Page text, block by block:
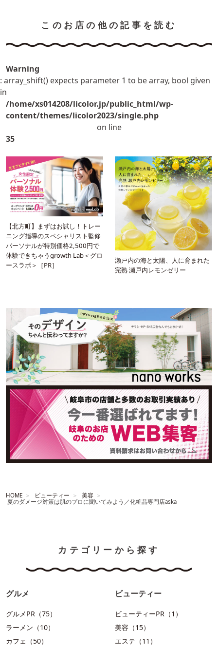
このお店の他の記事を読む
Warning
: array_shift() expects parameter 1 to be array, bool given
in
/home/xs014208/licolor.jp/public_html/wp-
content/themes/licolor2023/single.php
on line
35
【北方町】まずはお試し！トレー
ニング指導のスペシャリスト監修
パーソナルが特別価格2,500円で
体験できちゃうgrowth Lab＜グロ
ースラボ＞［PR］
瀬戸内の海と太陽、人に育まれた
完熟 瀬戸内レモンゼリー
HOME ビューティー
美容
夏のダメージ対策は肌のプロに聞いてみよう／化粧品専門店aska
カテゴリーから探す
グルメ
グルメPR（75）
ラーメン（10）
カフェ（50）
ビューティー
ビューティーPR（1）
美容（15）
エステ（11）